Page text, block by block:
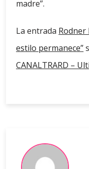
madre”.
La entrada Rodner
estilo permanece”
CANALTRARD –